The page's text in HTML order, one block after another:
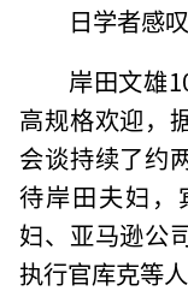
日学者感
岸田文雄
高规格欢迎，
会谈持续了约
待岸田夫妇，
妇、亚马逊公
执行官库克等人